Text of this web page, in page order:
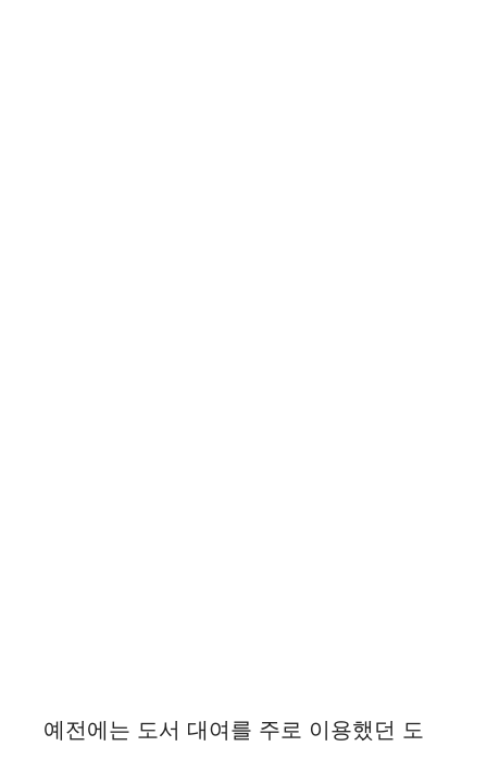
예전에는 도서 대여를 주로 이용했던 도